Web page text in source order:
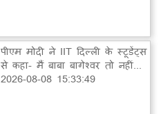
पीएम मोदी ने IIT दिल्ली के स्टूडेंट्स
से कहा- मैं बाबा बागेश्वर तो नहीं...
2026-08-08 15:33:49